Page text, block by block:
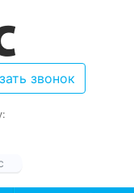
звонок